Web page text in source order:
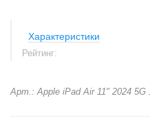
Характеристики
Рейтинг:
Арт.: Apple iPad Air 11" 2024 5G